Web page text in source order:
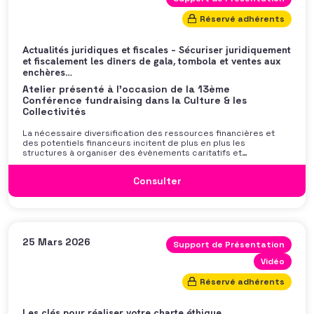
Réservé adhérents
Actualités juridiques et fiscales – Sécuriser juridiquement
et fiscalement les dîners de gala, tombola et ventes aux
enchères…
Atelier présenté à l'occasion de la 13ème
Conférence fundraising dans la Culture & les
Collectivités
La nécessaire diversification des ressources financières et
des potentiels financeurs incitent de plus en plus les
structures à organiser des évènements caritatifs et
notamment des dîners de gala, des tombolas ou aux ventes aux
présentes est louable, le cadre juridique et surtout fiscal doit
[…]
Consulter
25 Mars 2026
Support de Présentation
Vidéo
Réservé adhérents